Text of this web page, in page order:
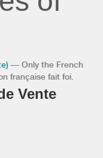
— Only the French
française fait foi.
Vente